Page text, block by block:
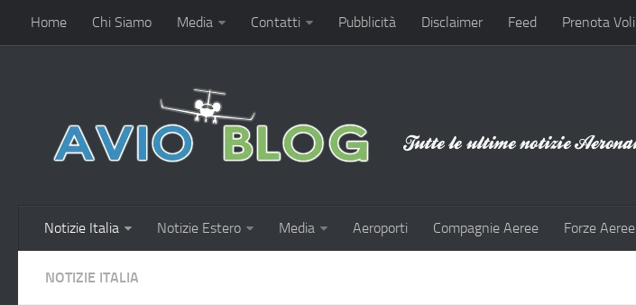
Home Chi Siamo Media Contatti Pubblicità Disclaimer Feed Prenota Voli
Notizie Italia Notizie Estero Media Aeroporti Compagnie Aeree Forze Aeree
NOTIZIE ITALIA